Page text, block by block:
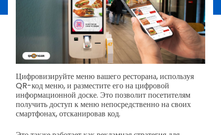
Цифровизируйте меню вашего ресторана, используя
QR-код меню, и разместите его на цифровой
информационной доске. Это позволит посетителям
получить доступ к меню непосредственно на своих
смартфонах, отсканировав код.